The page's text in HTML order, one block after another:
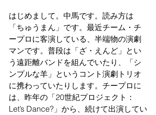
はじめまして。中馬です。読み方は
「ちゅうまん」です。最近チーム・チ
ープロに客演している、半端物の演劇
マンです。普段は「ざ・えんど」とい
う遠距離バンドを組んでいたり、「シ
ンプルな羊」というコント演劇トリオ
に携わっていたりします。チープロに
は、昨年の「20世紀プロジェクト：
Let’s Dance?」から、続けて出演してい